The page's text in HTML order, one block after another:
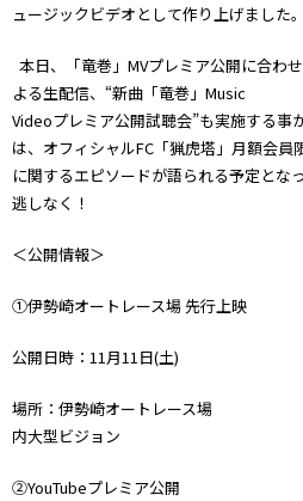
ュージックビデオとして作り上げました
本日、「竜巻」MVプレミア公開に合わ
よる生配信、“新曲「竜巻」Music
Videoプレミア公開試聴会”も実施する事
は、オフィシャルFC「猟虎塔」月額会員
に関するエピソードが語られる予定とな
逃しなく！
＜公開情報＞
①伊勢崎オートレース場 先行上映
公開日時：11月11日(土)
場所：伊勢崎オートレース場
内大型ビジョン
②YouTubeプレミア公開